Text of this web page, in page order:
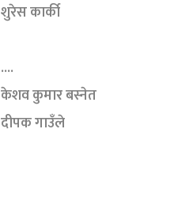
शुरेस कार्की
....
केशव कुमार बस्नेत
दीपक गाउँले